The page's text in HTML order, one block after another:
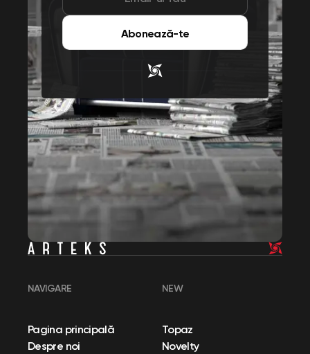
Abonează-te
NAVIGARE
Pagina principală
Despre noi
NEW
Topaz
Novelty